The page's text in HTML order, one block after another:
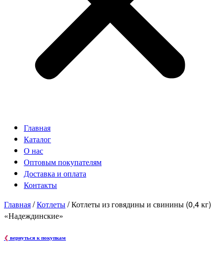
Главная
Каталог
О нас
Оптовым покупателям
Доставка и оплата
Контакты
Главная/Котлеты/ Котлеты из говядины и свинины (0,4 кг)
«Надеждинские»
❮ вернуться к покупкам